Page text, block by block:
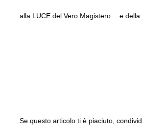
alla LUCE del Vero Magistero… e della
Se questo articolo ti è piaciuto,